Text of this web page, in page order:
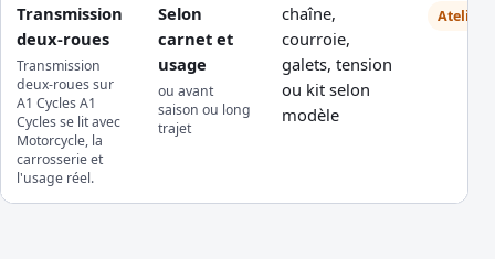
Transmission
deux-roues
Transmission
deux-roues sur
A1 Cycles A1
Cycles se lit avec
Motorcycle, la
carrosserie et
l'usage réel.
Selon
carnet et
usage
ou avant
saison ou long
trajet
chaîne,
courroie,
galets, tension
ou kit selon
modèle
Atelier